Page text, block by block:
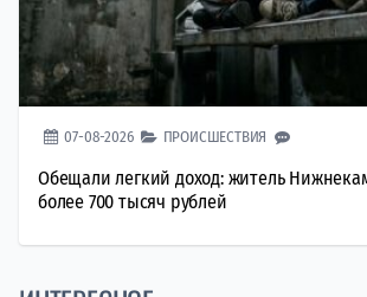
07-08-2026 ПРОИСШЕСТВИЯ
Обещали легкий доход: житель
более 700 тысяч рублей